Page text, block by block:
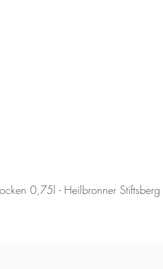
0,75l - Heilbronner Stiftsberg